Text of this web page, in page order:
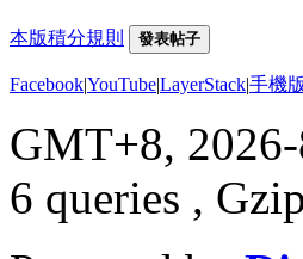
本版積分規則 發表帖子
Facebook|YouTube|LayerStack|手機版
GMT+8,
6 queries ,